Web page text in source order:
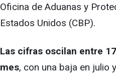
Oficina de Aduanas y
Estados Unidos (CBP).
Las cifras oscilan entre
mes, con una baja en julio